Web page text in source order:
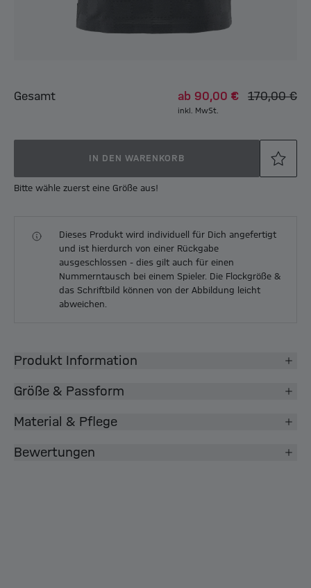
Gesamt ab 90,00 € 170,00 €
inkl. MwSt.
IN DEN WARENKORB
Bitte wähle zuerst eine Größe aus!
Dieses Produkt wird individuell für Dich angefertigt
und ist hierdurch von einer Rückgabe
ausgeschlossen - dies gilt auch für einen
Nummerntausch bei einem Spieler. Die Flockgröße &
das Schriftbild können von der Abbildung leicht
abweichen.
Produkt Information
Größe & Passform
Material & Pflege
Bewertungen